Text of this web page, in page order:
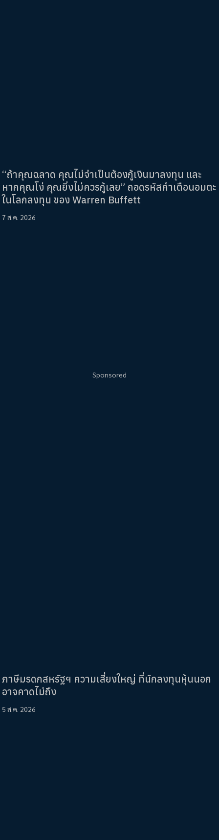
“ถ้าคุณฉลาด คุณไม่จำเป็นต้องกู้เงินมาลงทุน และ
หากคุณโง่ คุณยิ่งไม่ควรกู้เลย” ถอดรหัสคำเตือนอมตะ
ในโลกลงทุน ของ Warren Buffett
7 ส.ค. 2026
Sponsored
ภาษีมรดกสหรัฐฯ ความเสี่ยงใหญ่ ที่นักลงทุนหุ้นนอก
อาจคาดไม่ถึง
5 ส.ค. 2026